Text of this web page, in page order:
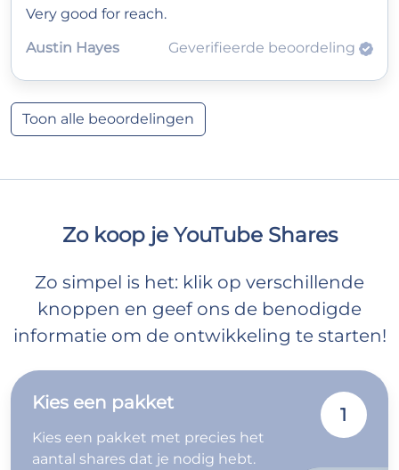
Very good for reach.
Austin Hayes
Geverifieerde beoordeling
Toon alle beoordelingen
Zo koop je YouTube Shares
Zo simpel is het: klik op verschillende
knoppen en geef ons de benodigde
informatie om de ontwikkeling te starten!
Kies een pakket
Kies een pakket met precies het
aantal shares dat je nodig hebt.
1